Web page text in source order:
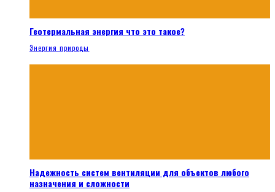
Геотермальная энергия что это такое?
Энергия природы
Надежность систем вентиляции для объектов любого
назначения и сложности